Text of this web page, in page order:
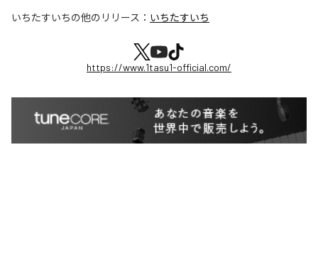
いちたすいちの他のリリース： いちたすいち
https://www.1tasu1-official.com/